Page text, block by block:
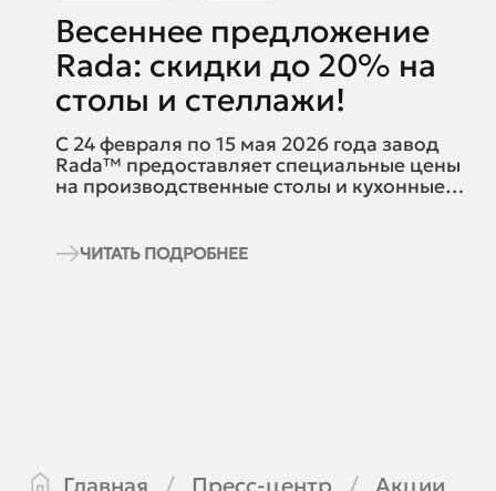
Весеннее предложение
Rada: скидки до 20% на
столы и стеллажи!
С 24 февраля по 15 мая 2026 года завод
Rada™ предоставляет специальные цены
на производственные столы и кухонные
до 20%!
ЧИТАТЬ ПОДРОБНЕЕ
Главная Пресс-центр
Акции